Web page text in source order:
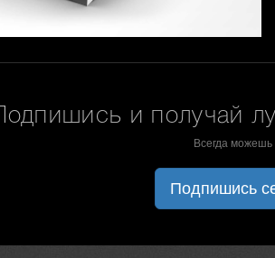
Подпишись и получай
Всегда можешь
Подпишись